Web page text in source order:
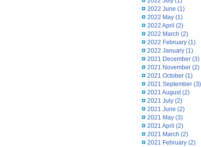
2022 June (1)
2022 May(1)
2022 April (2)
2022 March (2)
2022 February(1)
2022 January(1)
2021 December(3)
2021 November(2)
2021 October(1)
2021 September(3)
2021 August(2)
2021 July(2)
2021 June (2)
2021 May(3)
2021 April (2)
2021 March (2)
2021 February(2)